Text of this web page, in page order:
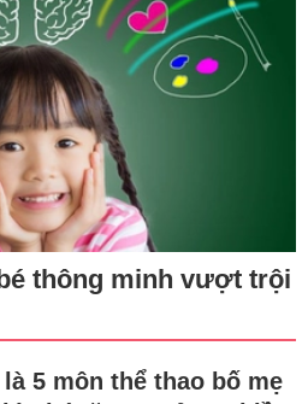
thông minh vượt trội
5 môn thể thao bố mẹ